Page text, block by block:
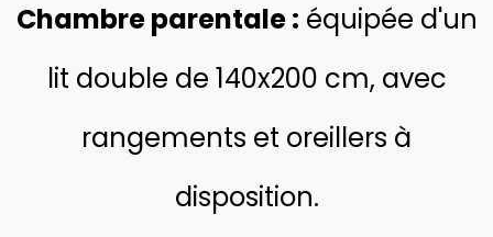
Chambre parentale : équipée d'un
lit double de 140x200 cm, avec
rangements et oreillers à
disposition.